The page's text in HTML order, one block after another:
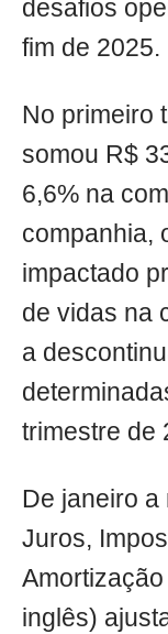
desafios
fim de 2025.
No primeiro
somou R$
6,6% na
companhia,
impactado
de vidas na
a
trimestre de
De janeiro
Juros,
inglês)